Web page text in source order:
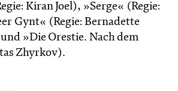
Kiran Joel), »Serge« (Regie:
Gynt« (Regie: Bernadette
»Die Orestie. Nach dem
Zhyrkov).